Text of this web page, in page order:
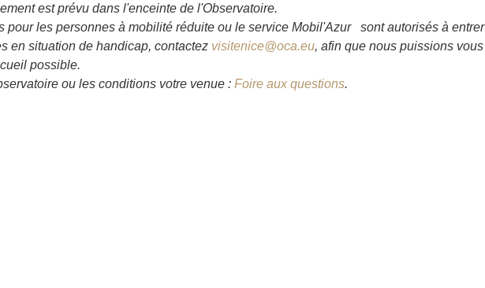
est prévu dans l'enceinte de l'Observatoire.
pour les personnes à mobilité réduite ou le service Mobil'Azur sont autorisés à entrer
en situation de handicap, contactez visitenice@oca.eu, afin que nous puissions vous
possible.
ou les conditions votre venue : Foire aux questions.